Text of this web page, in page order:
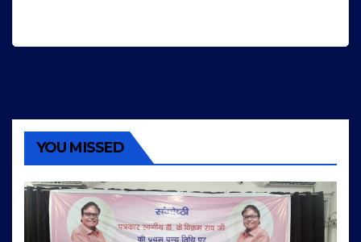
YOU MISSED